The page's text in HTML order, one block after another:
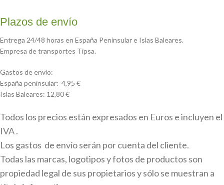
Plazos de envío
Entrega 24/48 horas en España Peninsular e Islas Baleares.
Empresa de transportes Tipsa.
Gastos de envío:
España peninsular: 4,95 €
Islas Baleares: 12,80 €
Todos los precios están expresados en Euros e incluyen el
IVA .
Los gastos de envío serán por cuenta del cliente.
Todas las marcas, logotipos y fotos de productos son
propiedad legal de sus propietarios y sólo se muestran a